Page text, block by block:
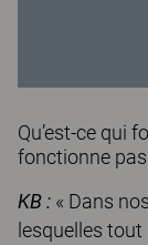
Qu’est-ce qui
fonctionne pas
KB : « Dans
lesquelles tout